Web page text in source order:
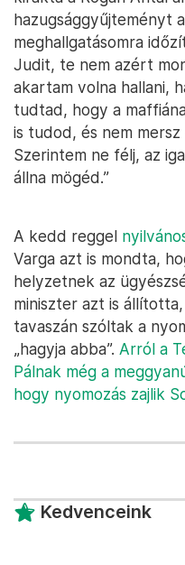
hazugsággyűjteményt
meghallgatásomra
Judit, te nem azért
akartam volna hallani,
tudtad, hogy a
is tudod, és nem
Szerintem ne félj, az
állna mögéd.”
A kedd reggel
Varga azt is mondta,
helyzetnek az
miniszter azt is
tavaszán szóltak a
„hagyja abba”. Arról a
Pálnak még a
hogy nyomozás zajlik
Kedvenceink